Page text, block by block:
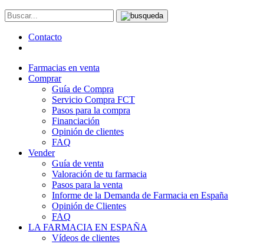
Contacto
Farmacias en venta
Comprar
Guía de Compra
Servicio Compra FCT
Pasos para la compra
Financiación
Opinión de clientes
FAQ
Vender
Guía de venta
Valoración de tu farmacia
Pasos para la venta
Informe de la Demanda de Farmacia en España
Opinión de Clientes
FAQ
LA FARMACIA EN ESPAÑA
Vídeos de clientes